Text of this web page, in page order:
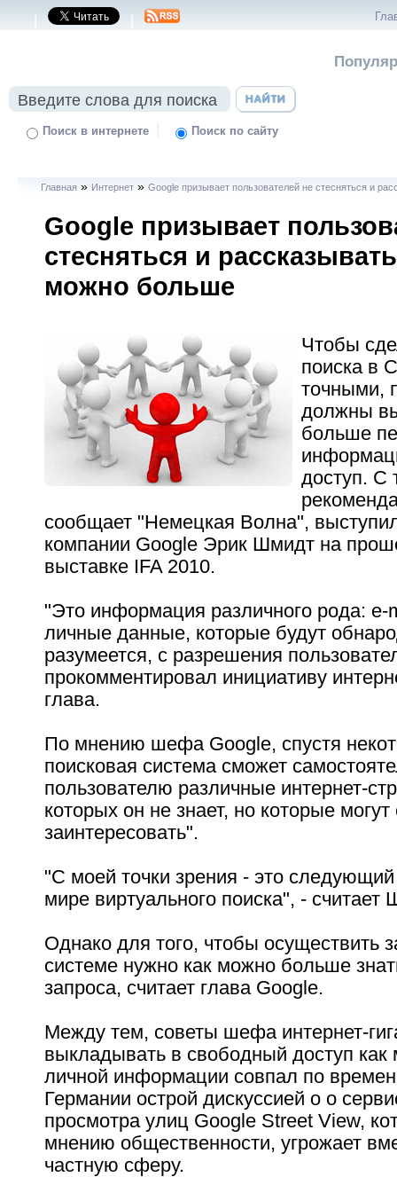
| |
Поиск в интернете | Поиск по сайту
Главная » Интернет »Google призывает пользователей не стесняться и
Google призывает
стесняться и
можно больше
Чтобы
поиска в
точными,
должны
больше
доступ. С
сообщает "Немецкая Волна",
компании Google Эрик Шмидт на
выставке IFA 2010.
"Это информация различного рода:
личные данные, которые будут
разумеется, с разрешения
прокомментировал инициативу
глава.
По мнению шефа Google, спустя
поисковая система сможет
пользователю различные интернет-
которых он не знает, но которые могут
заинтересовать".
"С моей точки зрения - это
мире виртуального поиска", - считает
Однако для того, чтобы осуществить
системе нужно как можно больше
запроса, считает глава Google.
Между тем, советы шефа интернет-
выкладывать в свободный доступ
личной информации совпал по
Германии острой дискуссией о о
просмотра улиц Google Street View,
мнению общественности, угрожает
частную сферу.